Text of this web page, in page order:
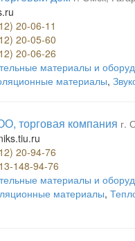
20-06-11
20-05-60
20-06-26
материалы и
материалы,
торговая компания г.
20-94-76
148-94-76
материалы и
материалы,